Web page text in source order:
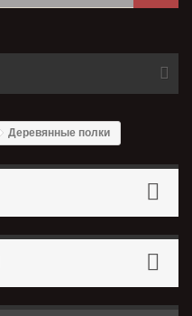
Деревянные полки